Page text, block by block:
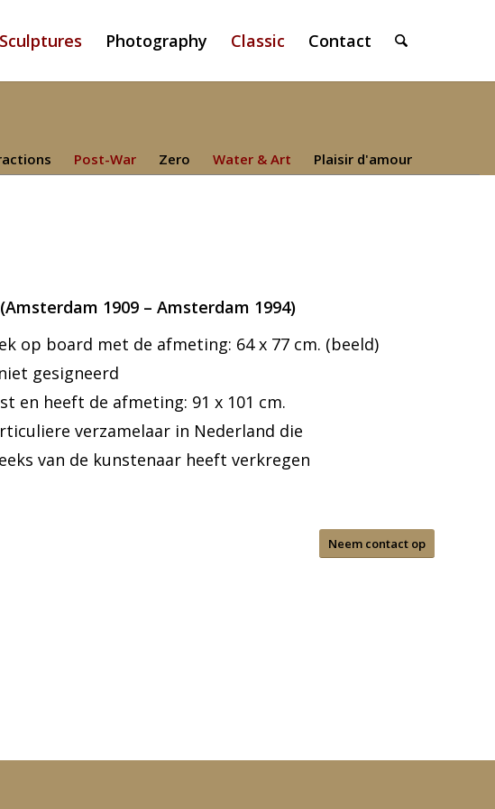
Sculptures Photography Classic Contact
Post-War Zero Water & Art Plaisir d'amour
1909 – Amsterdam 1994)
op board met de afmeting: 64 x 77 cm. (beeld)
gesigneerd
en heeft de afmeting: 91 x 101 cm.
verzamelaar in Nederland die
van de kunstenaar heeft verkregen
Neem contact op